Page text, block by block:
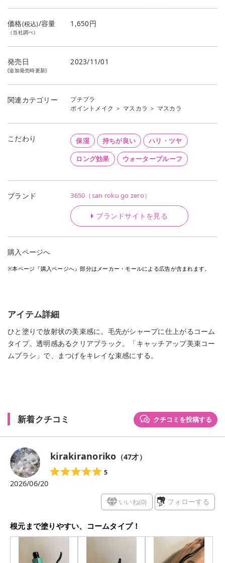
価格(税込)/容量
（当社調べ）
1,650円
発売日
(追加発売時更新)
2023/11/01
関連カテゴリー
プチプラ
ポイントメイク ＞ マスカラ ＞ マスカラ
こだわり 保湿 持ちが良い ハリ・ツヤ
ロング効果 ウォータープルーフ
ブランド 3650（san roku go zero）
ブランドサイトを見る
購入ページへ
※本ページ『購入ページへ』部分はメーカー・モールによる広告が含まれます。
アイテム詳細
ひと塗りで放射状の美束感に。毛先がシャープに仕上がるコーム
タイプ。透明感あるクリアブラック。「キャッチアップ美束コー
ムブラシ」で、まつげをキレイな束感にする。
新着クチコミ クチコミを投稿する
kirakiranoriko （47才）
5
2026/06/20
いいね(0) フォローする
根元まで塗りやすい、コームタイプ！